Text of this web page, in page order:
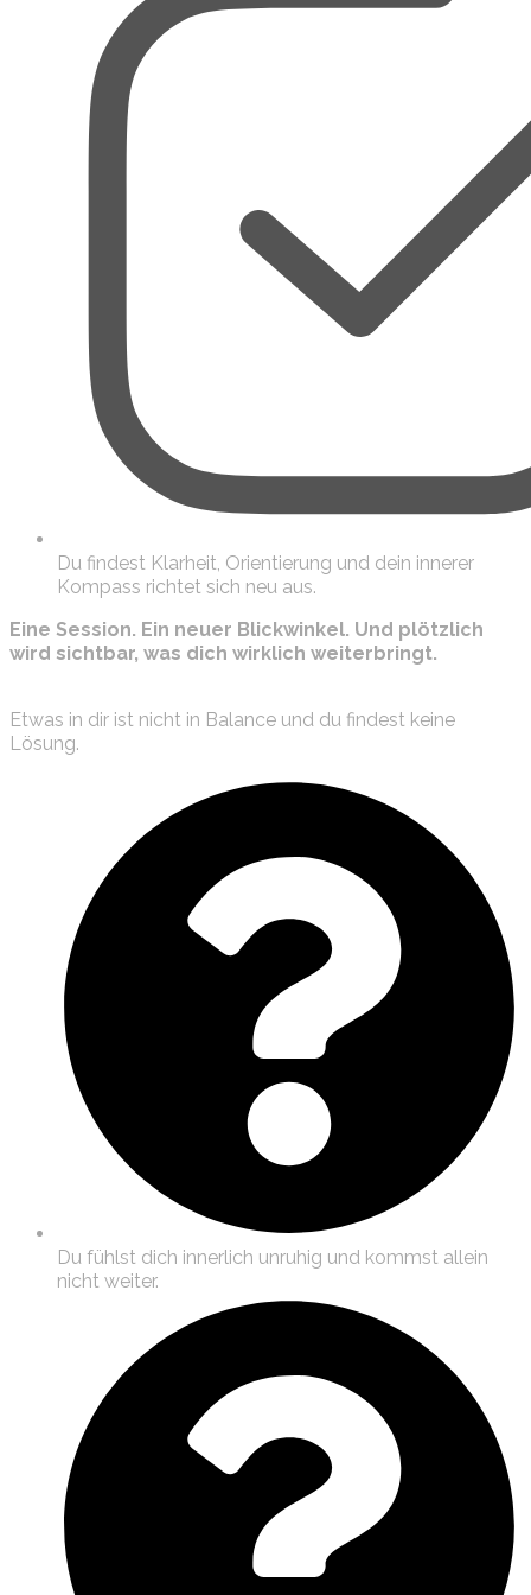
Du findest Klarheit, Orientierung und dein innerer
Kompass richtet sich neu aus.
Eine Session. Ein neuer Blickwinkel. Und plötzlich
wird sichtbar, was dich wirklich weiterbringt.
Etwas in dir ist nicht in Balance und du findest keine
Lösung.
Du fühlst dich innerlich unruhig und kommst allein
nicht weiter.